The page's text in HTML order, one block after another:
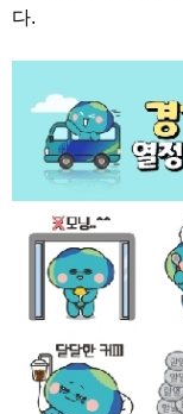
다.